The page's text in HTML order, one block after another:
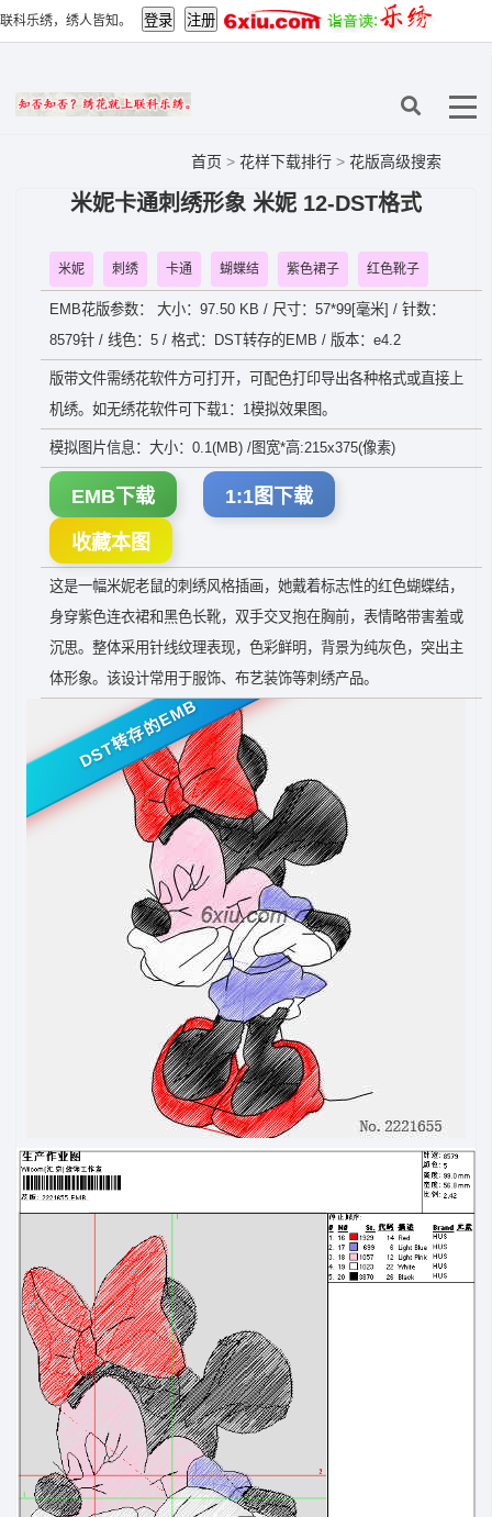
联科乐绣，绣人皆知。
首页 > 花样下载排行 > 花版高级搜索
米妮卡通刺绣形象 米妮 12-DST格式
米妮 刺绣 卡通 蝴蝶结 紫色裙子 红色靴子
EMB花版参数： 大小：97.50 KB / 尺寸：57*99[毫米] / 针数：
8579针 / 线色：5 / 格式：DST转存的EMB / 版本：e4.2
版带文件需绣花软件方可打开，可配色打印导出各种格式或直接上
机绣。如无绣花软件可下载1：1模拟效果图。
模拟图片信息：大小：0.1(MB) /图宽*高:215x375(像素)
EMB下载 1:1图下载
收藏本图
这是一幅米妮老鼠的刺绣风格插画，她戴着标志性的红色蝴蝶结，
身穿紫色连衣裙和黑色长靴，双手交叉抱在胸前，表情略带害羞或
沉思。整体采用针线纹理表现，色彩鲜明，背景为纯灰色，突出主
体形象。该设计常用于服饰、布艺装饰等刺绣产品。
DST转存的EMB